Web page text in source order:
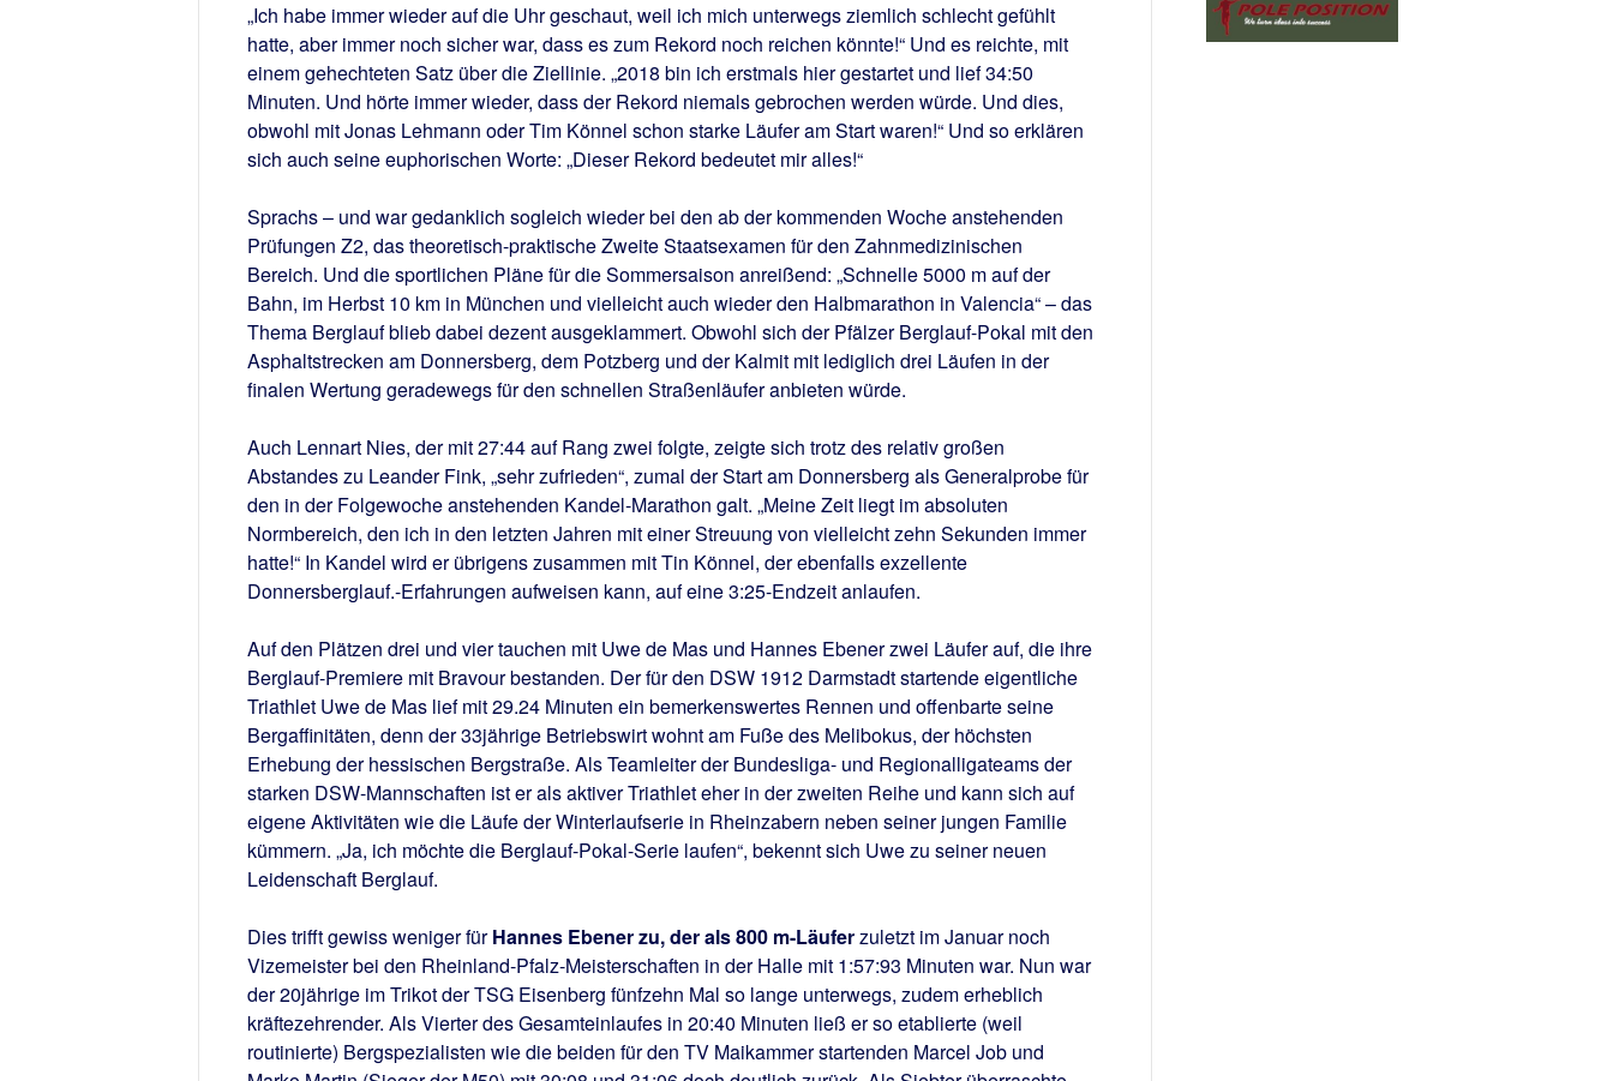
„Ich habe immer wieder auf die Uhr geschaut, weil ich mich unterwegs ziemlich schlecht gefühlt
hatte, aber immer noch sicher war, dass es zum Rekord noch reichen könnte!“ Und es reichte, mit
einem gehechteten Satz über die Ziellinie. „2018 bin ich erstmals hier gestartet und lief 34:50
Minuten. Und hörte immer wieder, dass der Rekord niemals gebrochen werden würde. Und dies,
obwohl mit Jonas Lehmann oder Tim Könnel schon starke Läufer am Start waren!“ Und so erklären
sich auch seine euphorischen Worte: „Dieser Rekord bedeutet mir alles!“
Sprachs – und war gedanklich sogleich wieder bei den ab der kommenden Woche anstehenden
Prüfungen Z2, das theoretisch-praktische Zweite Staatsexamen für den Zahnmedizinischen
Bereich. Und die sportlichen Pläne für die Sommersaison anreißend: „Schnelle 5000 m auf der
Bahn, im Herbst 10 km in München und vielleicht auch wieder den Halbmarathon in Valencia“ – das
Thema Berglauf blieb dabei dezent ausgeklammert. Obwohl sich der Pfälzer Berglauf-Pokal mit den
Asphaltstrecken am Donnersberg, dem Potzberg und der Kalmit mit lediglich drei Läufen in der
finalen Wertung geradewegs für den schnellen Straßenläufer anbieten würde.
Auch Lennart Nies, der mit 27:44 auf Rang zwei folgte, zeigte sich trotz des relativ großen
Abstandes zu Leander Fink, „sehr zufrieden“, zumal der Start am Donnersberg als Generalprobe für
den in der Folgewoche anstehenden Kandel-Marathon galt. „Meine Zeit liegt im absoluten
Normbereich, den ich in den letzten Jahren mit einer Streuung von vielleicht zehn Sekunden immer
hatte!“ In Kandel wird er übrigens zusammen mit Tin Könnel, der ebenfalls exzellente
Donnersberglauf.-Erfahrungen aufweisen kann, auf eine 3:25-Endzeit anlaufen.
Auf den Plätzen drei und vier tauchen mit Uwe de Mas und Hannes Ebener zwei Läufer auf, die ihre
Berglauf-Premiere mit Bravour bestanden. Der für den DSW 1912 Darmstadt startende eigentliche
Triathlet Uwe de Mas lief mit 29.24 Minuten ein bemerkenswertes Rennen und offenbarte seine
Bergaffinitäten, denn der 33jährige Betriebswirt wohnt am Fuße des Melibokus, der höchsten
Erhebung der hessischen Bergstraße. Als Teamleiter der Bundesliga- und Regionalligateams der
starken DSW-Mannschaften ist er als aktiver Triathlet eher in der zweiten Reihe und kann sich auf
eigene Aktivitäten wie die Läufe der Winterlaufserie in Rheinzabern neben seiner jungen Familie
kümmern. „Ja, ich möchte die Berglauf-Pokal-Serie laufen“, bekennt sich Uwe zu seiner neuen
Leidenschaft Berglauf.
Dies trifft gewiss weniger fürHannes Ebener zu, der als 800 m-Läuferzuletzt im Januar noch
Vizemeister bei den Rheinland-Pfalz-Meisterschaften in der Halle mit 1:57:93 Minuten war. Nun war
der 20jährige im Trikot der TSG Eisenberg fünfzehn Mal so lange unterwegs, zudem erheblich
kräftezehrender. Als Vierter des Gesamteinlaufes in 20:40 Minuten ließ er so etablierte (weil
routinierte) Bergspezialisten wie die beiden für den TV Maikammer startenden Marcel Job und